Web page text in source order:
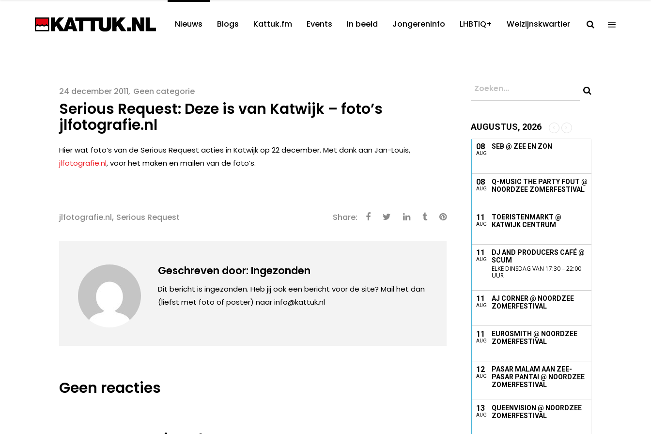
Nieuws Blogs Kattuk.fm Events In beeld Jongereninfo LHBTIQ+ Welzijnskwartier
24 december 2011 Geen categorie
Serious Request: Deze is van Katwijk – foto’s
jlfotografie.nl
Hier wat foto’s van de Serious Request acties in Katwijk op 22 december. Met dank aan Jan-Louis,
jlfotografie.nl, voor het maken en mailen van de foto’s.
jlfotografie.nl, Serious Request Share:
Geschreven door: Ingezonden
Dit bericht is ingezonden. Heb jij ook een bericht voor de site? Mail het dan
(liefst met foto of poster) naar info@kattuk.nl
Geen reacties
AUGUSTUS, 2026
08
AUG
SEB @ ZEE EN ZON
08
AUG
Q-MUSIC THE PARTY FOUT @
NOORDZEE ZOMERFESTIVAL
11
AUG
TOERISTENMARKT @
KATWIJK CENTRUM
11
AUG
DJ AND PRODUCERS CAFÉ @
SCUM
ELKE DINSDAG VAN 17:30 – 22:00
UUR
11
AUG
AJ CORNER @ NOORDZEE
ZOMERFESTIVAL
11
AUG
EUROSMITH @ NOORDZEE
ZOMERFESTIVAL
12
AUG
PASAR MALAM AAN ZEE-
PASAR PANTAI @ NOORDZEE
ZOMERFESTIVAL
13
AUG
QUEENVISION @ NOORDZEE
ZOMERFESTIVAL